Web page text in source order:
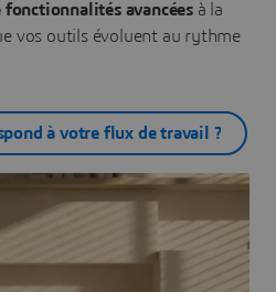
fonctionnalités avancées à la
vos outils évoluent au rythme
à votre flux de travail ?